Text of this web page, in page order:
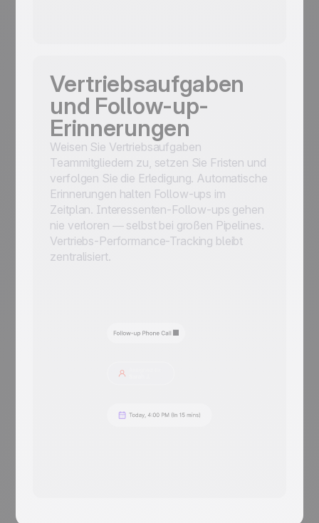
Vertriebsaufgaben
und Follow-up-
Erinnerungen
Weisen Sie Vertriebsaufgaben
Teammitgliedern zu, setzen Sie Fristen und
verfolgen Sie die Erledigung. Automatische
Erinnerungen halten Follow-ups im
Zeitplan. Interessenten-Follow-ups gehen
nie verloren — selbst bei großen Pipelines.
Vertriebs-Performance-Tracking bleibt
zentralisiert.